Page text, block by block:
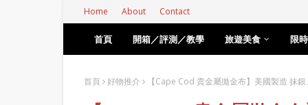
Home About Contact
首頁 開箱／評測／教學 旅遊美食 限
首頁 好物推介 【Cape Cod 貴金屬拋金布】美國製造 抹